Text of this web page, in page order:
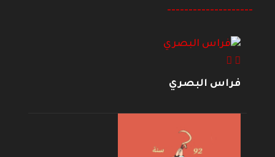
--------------------
فراس البصري